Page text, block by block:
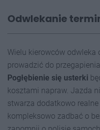
Odwlekanie
Wielu kierowców odwleka
prowadzić do
Pogłębienie się usterki
kosztami napraw. Jazda
stwarza dodatkowo
kompleksowo zadbać o